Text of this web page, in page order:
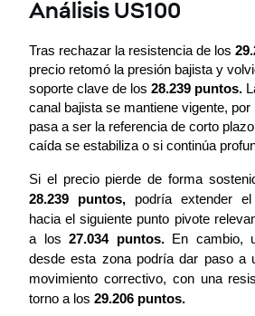
Análisis US100
Tras rechazar la resistencia de los
precio retomó la presión bajista y
soporte clave de los 28.239 puntos.
canal bajista se mantiene vigente, por
pasa a ser la referencia de corto
caída se estabiliza o si continúa
28.239 puntos, podría extender
hacia el siguiente punto pivote
a los 27.034 puntos. En cambio,
desde esta zona podría dar paso a
movimiento correctivo, con una
torno a los 29.206 puntos.